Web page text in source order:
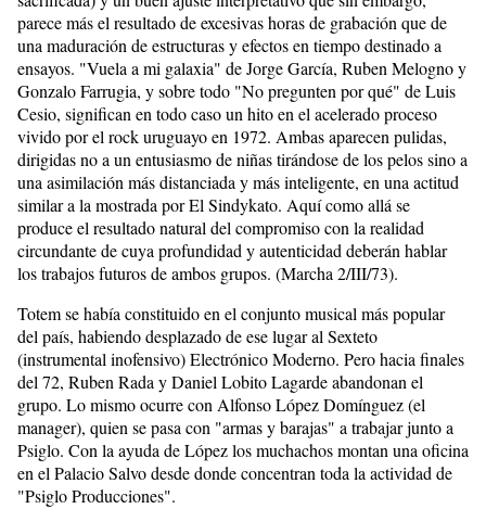
parece más el resultado de excesivas horas de grabación que de
una maduración de estructuras y efectos en tiempo destinado a
ensayos. "Vuela a mi galaxia" de Jorge García, Ruben Melogno y
Gonzalo Farrugia, y sobre todo "No pregunten por qué" de Luis
Cesio, significan en todo caso un hito en el acelerado proceso
vivido por el rock uruguayo en 1972. Ambas aparecen pulidas,
dirigidas no a un entusiasmo de niñas tirándose de los pelos sino a
una asimilación más distanciada y más inteligente, en una actitud
similar a la mostrada por El Sindykato. Aquí como allá se
produce el resultado natural del compromiso con la realidad
circundante de cuya profundidad y autenticidad deberán hablar
los trabajos futuros de ambos grupos. (Marcha 2/III/73).
Totem se había constituido en el conjunto musical más popular
del país, habiendo desplazado de ese lugar al Sexteto
(instrumental inofensivo) Electrónico Moderno. Pero hacia finales
del 72, Ruben Rada y Daniel Lobito Lagarde abandonan el
grupo. Lo mismo ocurre con Alfonso López Domínguez (el
manager), quien se pasa con "armas y barajas" a trabajar junto a
Psiglo. Con la ayuda de López los muchachos montan una oficina
en el Palacio Salvo desde donde concentran toda la actividad de
"Psiglo Producciones".